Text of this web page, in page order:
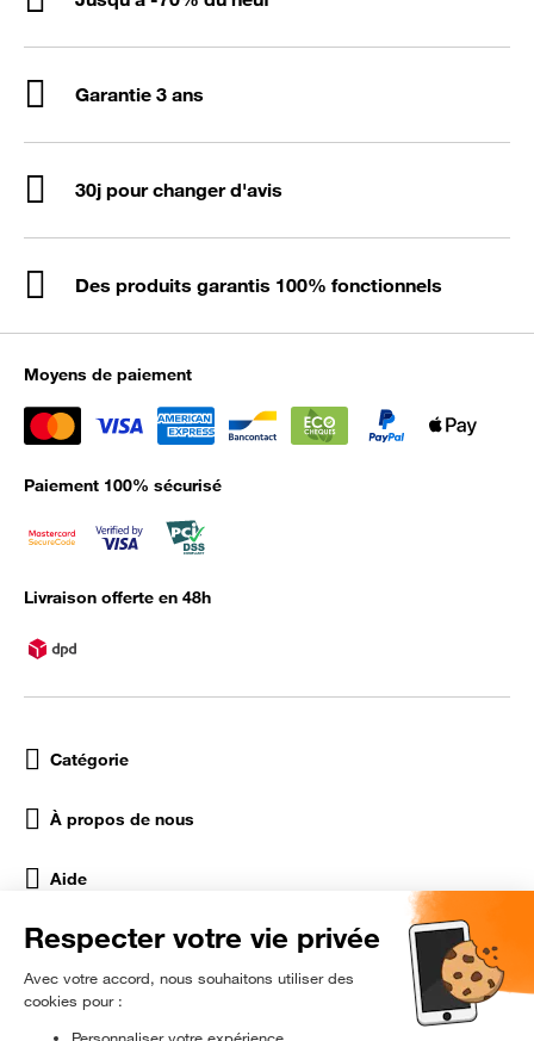
Garantie 3 ans
30j pour changer d'avis
Des produits garantis 100% fonctionnels
Moyens de paiement
Paiement 100% sécurisé
Livraison offerte en 48h
Catégorie
À propos de nous
Aide
Réseaux Sociaux